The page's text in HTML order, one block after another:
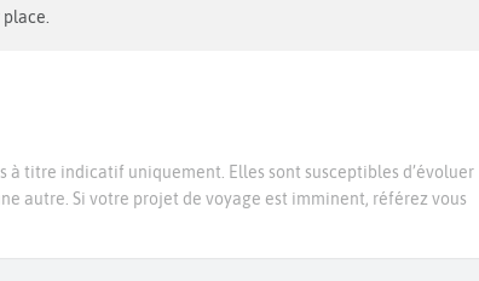
à titre indicatif uniquement. Elles sont susceptibles d’évoluer
autre. Si votre projet de voyage est imminent, référez vous